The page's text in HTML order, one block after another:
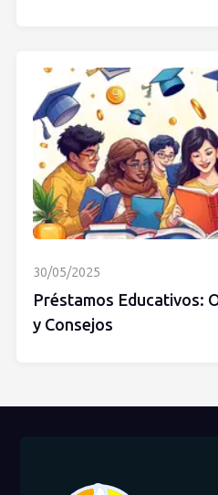
30/05/2025
Préstamos Educativos:
y Consejos